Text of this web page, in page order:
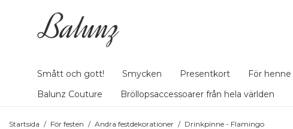
Smått och gott! Smycken Presentkort För henne
Balunz Couture
Bröllopsaccessoarer från hela världen
Startsida / För festen / Andra festdekorationer / Drinkpinne - Flamingo